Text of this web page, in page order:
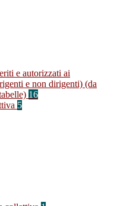
e autorizzati ai
e non dirigenti) (da
16
5